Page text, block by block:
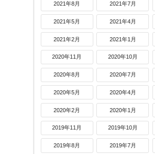
2021年8月 2021年7月
2021年5月 2021年4月
2021年2月 2021年1月
2020年11月 2020年10月
2020年8月 2020年7月
2020年5月 2020年4月
2020年2月 2020年1月
2019年11月 2019年10月
2019年8月 2019年7月